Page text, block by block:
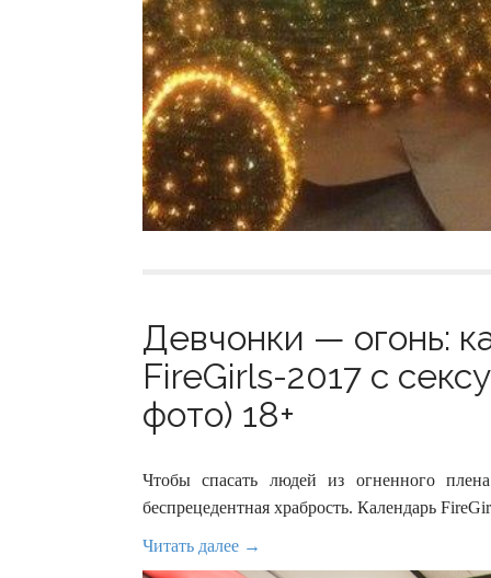
Девчонки — огонь:
FireGirls-2017 с
фото) 18+
Чтобы спасать людей из огненного
беспрецедентная храбрость. Календарь
Читать далее →